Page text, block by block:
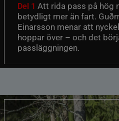
Del 1 Att rida pass på hög
betydligt mer än fart.
Einarsson menar att
hoppar över – och det
passläggningen.